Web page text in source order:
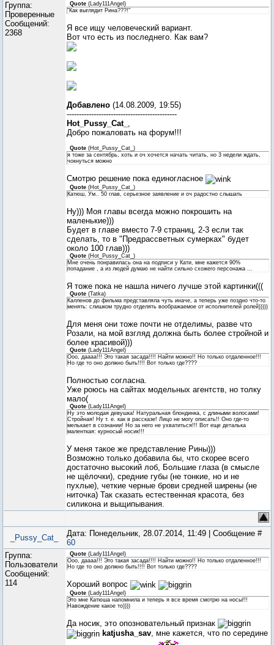
Группа:
Проверенные
Сообщений:
2368
Quote (Lady111Angel )
"Как выглядит Рина???!"
Я все ищу человеческий вариант.
Вот что есть из последнего. Как вам?
Добавлено (14.08.2009, 19:55)
---------------------------------------------
Hot_Pussy_Cat_ ,
Добро пожаловать на форум!!!
Quote (Hot_Pussy_Cat_ )
я тоже за сентябрь, хоть и оч хочется начать читать, но 3 недели ждать,
чокнуться можно
Смотрю решение пока единогласное
Quote (Hot_Pussy_Cat_ )
Катюш, Ум.. 50 глав, серьезное заявление и оч радостно слышать
Ну))) Моя главы всегда можно покрошить на
маленькие)))
Будет в главе вместо 7-9 страниц, 2-3 если так
сделать, то в "Предрассветных сумерках" будет
около 100 глав)))
Quote (Hot_Pussy_Cat_ )
Мне очень понравилась она на подписи у Кати, мне кажется 90%
попадание , а из людей думаю не найти сильно схожего персонажа ...
Я тоже пока не нашла ничего лучше этой картинки(((
Quote (Tatka)
Калленов до фильма представляла чуть иначе, а теперь уже поздно что-то
менять: слишком трудно отделять воображаемое от исполнителей ролей)))))
Для меня они тоже почти не отделимы, разве что
Розали, на мой взгляд должна быть более стройной и
более красивой)))
Quote ( Lady111Angel )
Ооо, даааа!!! Это такая засада!!!! Найти можно!! Но только отдаленное!!!
Но где то оно должно быть!!!! Вот только где????
Полностью согласна.
Уже роюсь на сайтах модельных агентств, но толку
мало(
Quote ( Lady111Angel )
Ну это молодая девушка! Натуральная блондинка, с длиными волосами!
Стройная! Ну т. е. как в рассказе! Лицо не могу описать!! Оно где-то
мелькает в сознании! Но за него не ухватиться!!! Вот еще деталька
маленткая: курносый носик!!!
У меня такое же представление Рины)))
Возможно только добавила бы, что скорее всего
достаточно высокий лоб, Большие глаза (в смысле
не щёлочки), средние губы (не тонкие, но и не
пухлые), четкие черные брови средней ширены (не
ниточка) Так сказать естественная красота, без
силикона и выщипывания.
_Pussy_Cat_
Дата: Понедельник, 28.07.2014, 11:49 | Сообщение #
60
Группа:
Пользователи
Сообщений:
114
Quote (Lady111Angel )
Ооо, даааа!!! Это такая засада!!!! Найти можно!! Но только отдаленное!!!
Но где то оно должно быть!!!! Вот только где????
Хороший вопрос
Quote ( Lady111Angel )
Это мне Катюша напомнила и теперь я все время смотрю на носы!!!
Навождение какое то))))
Да носик, это опозновательный признак
katjusha_sav, мне кажется, что по середине